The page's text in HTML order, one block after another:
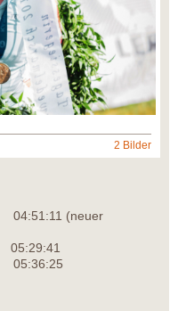
2 Bilder
(neuer